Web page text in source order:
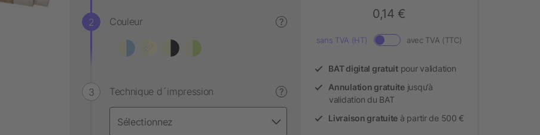
Couleur ?
Technique d´impression ?
0,14 €
sans TVA (HT) avec TVA (TTC)
BAT digital gratuitpour validation
Annulation gratuitejusqu’à
validation du BAT
Livraison gratuite à partir de 500 €